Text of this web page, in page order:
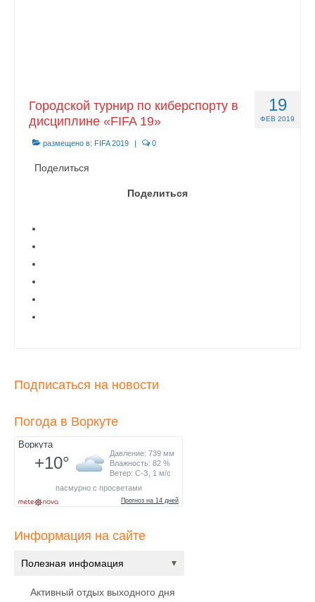
19
ФЕВ 2019
Городской турнир по киберспорту в
дисциплине «FIFA 19»
размещено в: FIFA 2019 | 0
Поделиться
Поделиться
Подписаться на новости
Погода в Воркуте
Информация на сайте
Полезная инфомация
Активный отдых выходного дня